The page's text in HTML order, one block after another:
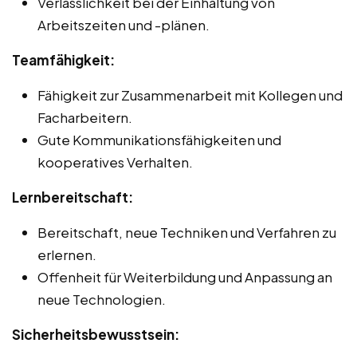
Arbeitszeiten und -plänen.
Teamfähigkeit:
Fähigkeit zur Zusammenarbeit mit Kollegen und
Facharbeitern.
Gute Kommunikationsfähigkeiten und
kooperatives Verhalten.
Lernbereitschaft:
Bereitschaft, neue Techniken und Verfahren zu
erlernen.
Offenheit für Weiterbildung und Anpassung an
neue Technologien.
Sicherheitsbewusstsein: